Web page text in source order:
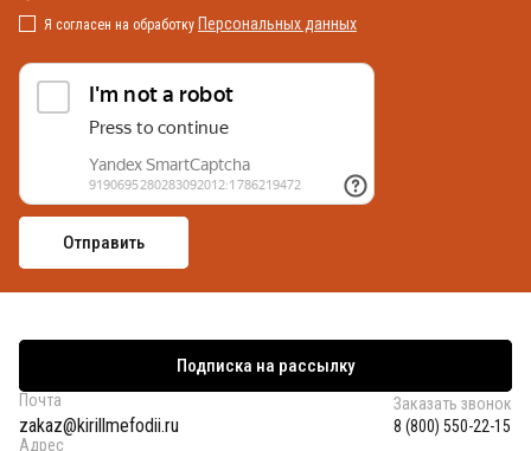
Я согласен на обработку Персональных данных
Подписка на рассылку
Почта
zakaz@kirillmefodii.ru
Заказать звонок
8 (800) 550-22-15
Адрес